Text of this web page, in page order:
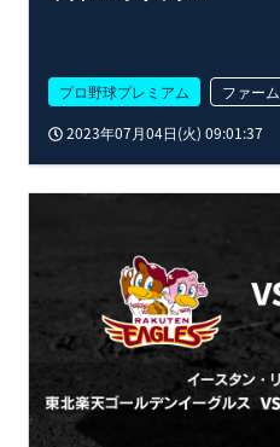
プロ野球プレミアム
ファーム
2023年07月04日(火) 09:01:37